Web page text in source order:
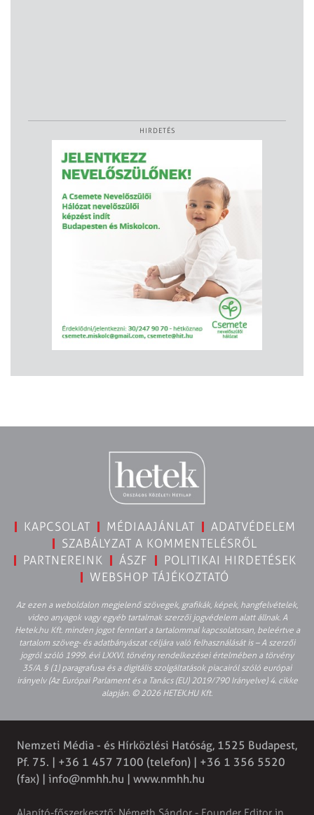
HIRDETÉS
KAPCSOLAT MÉDIAAJÁNLAT
ADATVÉDELEM
SZABÁLYZAT A KOMMENTELÉSRŐL
PARTNEREINK
ÁSZF
POLITIKAI HIRDETÉSEK
WEBSHOP TÁJÉKOZTATÓ
Az ezen a weboldalon megjelenő szövegek, grafikák, képek, hangfelvételek,
video anyagok vagy egyéb tartalmak szerzői jogvédelem alatt állnak. A
Hetek.hu Kft. minden jogot fenntart a tartalommal kapcsolatosan, beleértve a
tartalom szöveg- és adatbányászat céljára való felhasználását is – A szerzői
jogról szóló 1999. évi LXXVI. törvény rendelkezései értelmében a törvény
35/A. § (1) paragrafusa és a digitális szolgáltatások piacairól szóló európai
irányelv (Az Európai Parlament és a Tanács (EU) 2019/790 Irányelve) 4. cikke
alapján. © 2026 HETEK.HU Kft.
Nemzeti Média - és Hírközlési Hatóság, 1525 Budapest,
Pf. 75. | +36 1 457 7100 (telefon) | +36 1 356 5520
(fax) | info@nmhh.hu | www.nmhh.hu